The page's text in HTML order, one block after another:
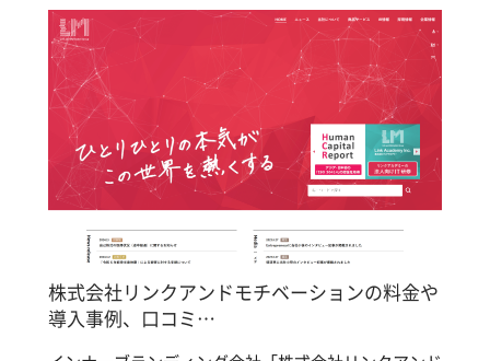
株式会社リンクアンドモチベーションの料金や
導入事例、口コミ…